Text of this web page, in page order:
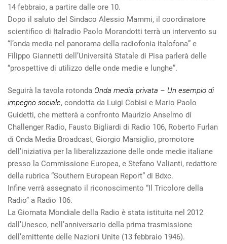
14 febbraio, a partire dalle ore 10.
Dopo il saluto del Sindaco Alessio Mammi, il coordinatore
scientifico di Italradio Paolo Morandotti terrà un intervento su
“l’onda media nel panorama della radiofonia italofona” e
Filippo Giannetti dell’Università Statale di Pisa parlerà delle
“prospettive di utilizzo delle onde medie e lunghe”.
Seguirà la tavola rotonda Onda media privata – Un esempio di
impegno sociale, condotta da Luigi Cobisi e Mario Paolo
Guidetti, che metterà a confronto Maurizio Anselmo di
Challenger Radio, Fausto Bigliardi di Radio 106, Roberto Furlan
di Onda Media Broadcast, Giorgio Marsiglio, promotore
dell’iniziativa per la liberalizzazione delle onde medie italiane
presso la Commissione Europea, e Stefano Valianti, redattore
della rubrica “Southern European Report” di Bdxc.
Infine verrà assegnato il riconoscimento “Il Tricolore della
Radio” a Radio 106.
La Giornata Mondiale della Radio è stata istituita nel 2012
dall’Unesco, nell’anniversario della prima trasmissione
dell’emittente delle Nazioni Unite (13 febbraio 1946).